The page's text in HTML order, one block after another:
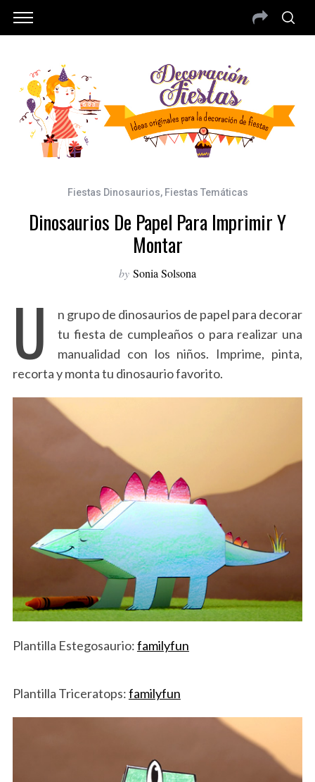
Fiestas Dinosaurios, Fiestas Temáticas
Dinosaurios De Papel Para Imprimir Y
Montar
by Sonia Solsona
U
n grupo de dinosaurios de papel para decorar
tu fiesta de cumpleaños o para realizar una
manualidad con los niños. Imprime, pinta,
recorta y monta tu dinosaurio favorito.
Plantilla Estegosaurio:familyfun
Plantilla Triceratops:familyfun